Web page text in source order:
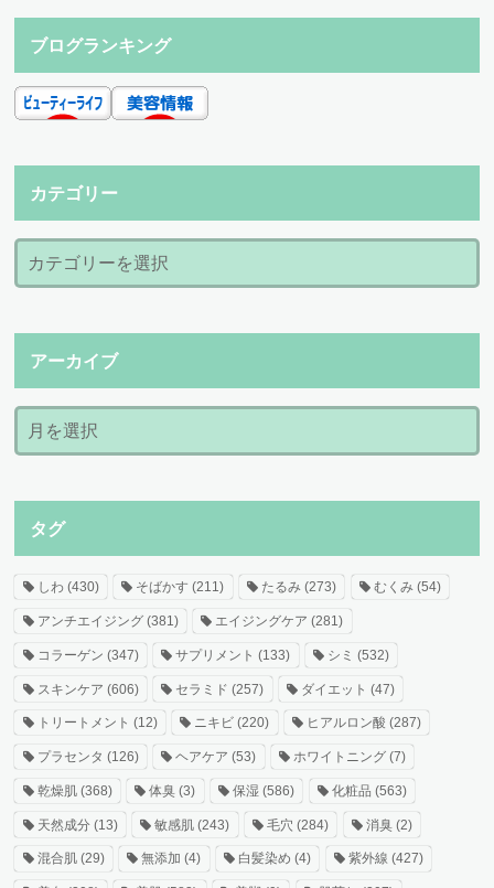
ブログランキング
カテゴリー
アーカイブ
タグ
しわ(430) そばかす (211) たるみ (273) むくみ(54)
アンチエイジング(381) エイジングケア (281)
コラーゲン (347) サプリメント (133) シミ (532)
スキンケア (606) セラミド (257) ダイエット (47)
トリートメント (12) ニキビ (220) ヒアルロン酸 (287)
プラセンタ (126) ヘアケア (53) ホワイトニング (7)
乾燥肌(368) 体臭 (3) 保湿 (586) 化粧品 (563)
天然成分(13) 敏感肌 (243) 毛穴 (284) 消臭(2)
混合肌(29) 無添加 (4) 白髪染め (4) 紫外線 (427)